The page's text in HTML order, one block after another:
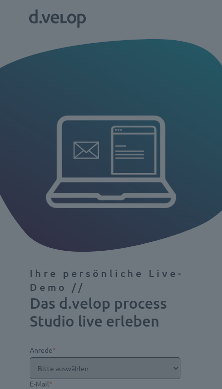
Ihre persönliche Live-
Demo //
Das d.velop process
Studio live erleben
Anrede*
E-Mail*